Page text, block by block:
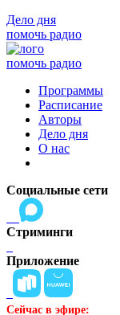
Дело дня
помочь радио
помочь радио
Программы
Расписание
Авторы
Дело дня
О нас
Социальные сети
Стриминги
Приложение
Сейчас в эфире: